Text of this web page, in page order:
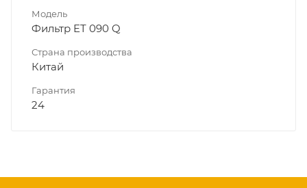
Модель
Фильтр ET 090 Q
Страна производства
Китай
Гарантия
24